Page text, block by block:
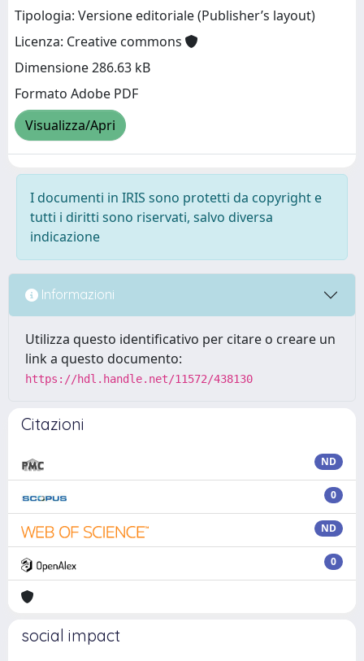
Tipologia: Versione editoriale (Publisher’s layout)
Licenza: Creative commons
Dimensione 286.63 kB
Formato Adobe PDF
Visualizza/Apri
I documenti in IRIS sono protetti da copyright e
tutti i diritti sono riservati, salvo diversa
indicazione
Informazioni
Utilizza questo identificativo per citare o creare un
link a questo documento:
https://hdl.handle.net/11572/438130
Citazioni
ND
0
ND
0
social impact